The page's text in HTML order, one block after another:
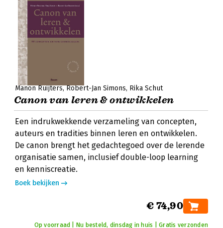
Manon Ruijters Robert-Jan Simons Rika Schut
Canon van leren & ontwikkelen
Een indrukwekkende verzameling van concepten,
auteurs en tradities binnen leren en ontwikkelen.
De canon brengt het gedachtegoed over de lerende
organisatie samen, inclusief double-loop learning
en kenniscreatie.
Boek bekijken
€ 74,90
Op voorraad | Nu besteld, dinsdag in huis | Gratis verzonden